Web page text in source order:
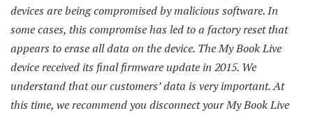
devices are being compromised by malicious software. In
some cases, this compromise has led to a factory reset that
appears to erase all data on the device. The My Book Live
device received its final firmware update in 2015. We
understand that our customers’ data is very important. At
this time, we recommend you disconnect your My Book Live